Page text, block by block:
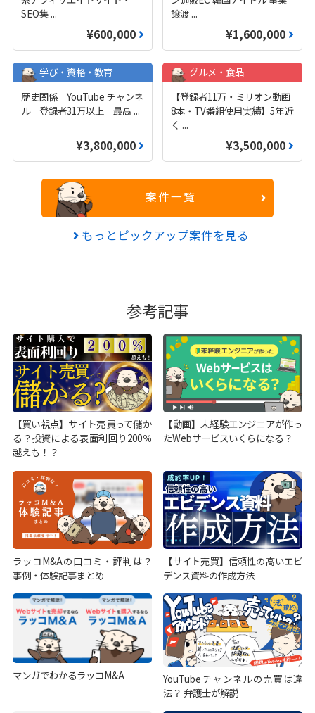
SEO集 ...
¥600,000
譲渡 ...
¥1,600,000
学び・資格・教育
歴史関係 YouTube チャンネ
ル 登録者31万以上 最高 ...
¥3,800,000
グルメ・食品
【登録者11万・ミリオン動画
8本・TV番組使用実績】5年近
く ...
¥3,500,000
案件一覧
もっとピックアップ案件を見る
参考記事
【買い視点】サイト売買って儲か
る？投資による表面利回り200％
越えも！？
【動画】未経験エンジニアが作っ
たWebサービスいくらになる？
ラッコM&Aの口コミ・評判は？
事例・体験記事まとめ
【サイト売買】信頼性の高いエビ
デンス資料の作成方法
マンガでわかるラッコM&A
YouTubeチャンネルの売買は違
法？ 弁護士が解説